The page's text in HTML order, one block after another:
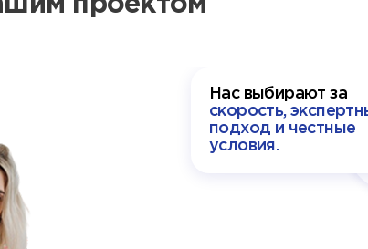
Нас выбирают за
скорость,
подход и честные
условия.